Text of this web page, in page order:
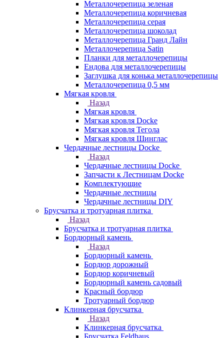
Металлочерепица зеленая
Металлочерепица коричневая
Металлочерепица серая
Металлочерепица шоколад
Металлочерепица Гранд Лайн
Металлочерепица Satin
Планки для металлочерепицы
Ендова для металлочерепицы
Заглушка для конька металлочерепицы
Металлочерепица 0,5 мм
Мягкая кровля
Назад
Мягкая кровля
Мягкая кровля Docke
Мягкая кровля Тегола
Мягкая кровля Шинглас
Чердачные лестницы Docke
Назад
Чердачные лестницы Docke
Запчасти к Лестницам Docke
Комплектующие
Чердачные лестницы
Чердачные лестницы DIY
Брусчатка и тротуарная плитка
Назад
Брусчатка и тротуарная плитка
Бордюрный камень
Назад
Бордюрный камень
Бордюр дорожный
Бордюр коричневый
Бордюрный камень садовый
Красный бордюр
Тротуарный бордюр
Клинкерная брусчатка
Назад
Клинкерная брусчатка
Брусчатка Feldhaus